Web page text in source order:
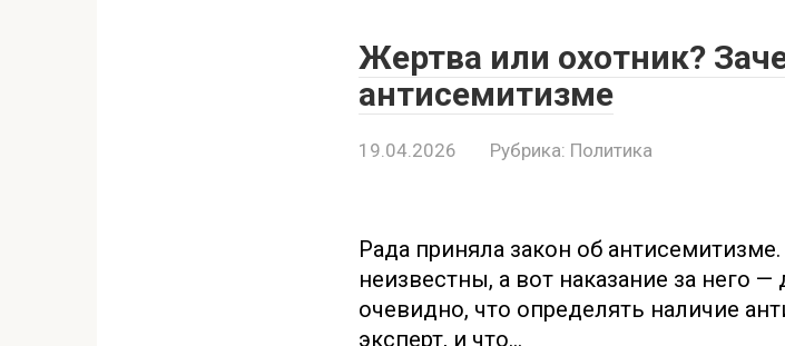
Жертва или охотник?
антисемитизме
19.04.2026 Рубрика: Политика
Рада приняла закон об антисемитизме.
неизвестны, а вот наказание за него
очевидно, что определять наличие
эксперт, и что…